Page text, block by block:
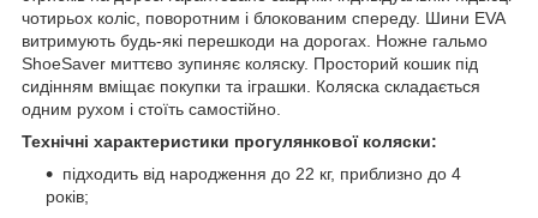
чотирьох коліс, поворотним і блокованим спереду. Шини EVA
витримують будь-які перешкоди на дорогах. Ножне гальмо
ShoeSaver миттєво зупиняє коляску. Просторий кошик під
сидінням вміщає покупки та іграшки. Коляска складається
одним рухом і стоїть самостійно.
Технічні характеристики прогулянкової коляски:
підходить від народження до 22 кг, приблизно до 4
років;